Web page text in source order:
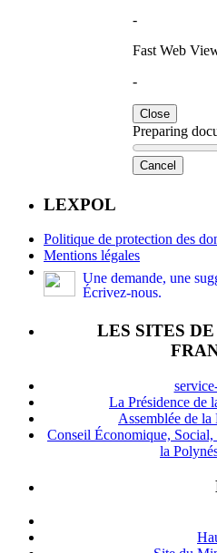
-
Fast Web
-
Close
Preparing
Cancel
LEXPOL
Politique de protection des
Mentions légales
Une demande, une
Écrivez-nous.
LES SITES
La Présidence de
Assemblée de la
Conseil Économique,
la